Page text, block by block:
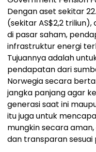
Dengan aset sekitar
(sekitar AS$2,2
di pasar saham,
infrastruktur energi
Tujuannya adalah
pendapatan dari
Norwegia secara
jangka panjang agar
generasi saat ini
itu juga untuk
mungkin secara
dan transparan